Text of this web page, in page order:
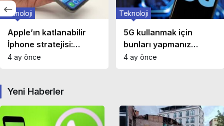
Teknoloji
Apple’ın katlanabilir
İphone stratejisi:
Mühendislik mi, prestij
4 ay önce
Teknoloji
5G kullanmak için
bunları yapmanız
gerekiyor: Telefonda
4 ay önce
Yeni Haberler